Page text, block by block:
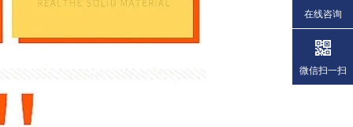
在线咨询
微信扫一扫